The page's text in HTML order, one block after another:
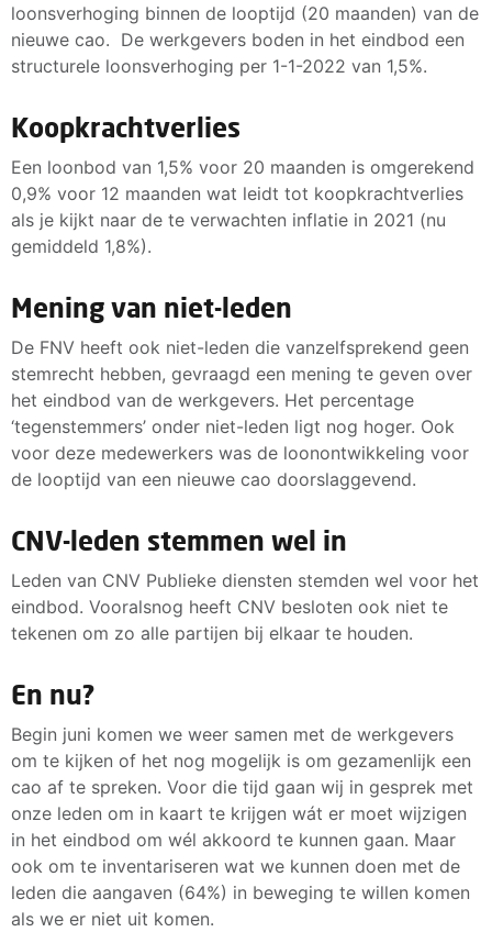
loonsverhoging binnen de looptijd (20 maanden) van de
nieuwe cao. De werkgevers boden in het eindbod een
structurele loonsverhoging per 1-1-2022 van 1,5%.
Koopkrachtverlies
Een loonbod van 1,5% voor 20 maanden is omgerekend
0,9% voor 12 maanden wat leidt tot koopkrachtverlies
als je kijkt naar de te verwachten inflatie in 2021 (nu
gemiddeld 1,8%).
Mening van niet-leden
De FNV heeft ook niet-leden die vanzelfsprekend geen
stemrecht hebben, gevraagd een mening te geven over
het eindbod van de werkgevers. Het percentage
‘tegenstemmers’ onder niet-leden ligt nog hoger. Ook
voor deze medewerkers was de loonontwikkeling voor
de looptijd van een nieuwe cao doorslaggevend.
CNV-leden stemmen wel in
Leden van CNV Publieke diensten stemden wel voor het
eindbod. Vooralsnog heeft CNV besloten ook niet te
tekenen om zo alle partijen bij elkaar te houden.
En nu?
Begin juni komen we weer samen met de werkgevers
om te kijken of het nog mogelijk is om gezamenlijk een
cao af te spreken. Voor die tijd gaan wij in gesprek met
onze leden om in kaart te krijgen wát er moet wijzigen
in het eindbod om wél akkoord te kunnen gaan. Maar
ook om te inventariseren wat we kunnen doen met de
leden die aangaven (64%) in beweging te willen komen
als we er niet uit komen.